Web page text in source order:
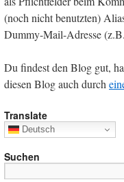
(noch nicht benutzten)
Dummy-Mail-Adresse
Du findest den Blog gut,
diesen Blog auch durch
Translate
Deutsch
Suchen